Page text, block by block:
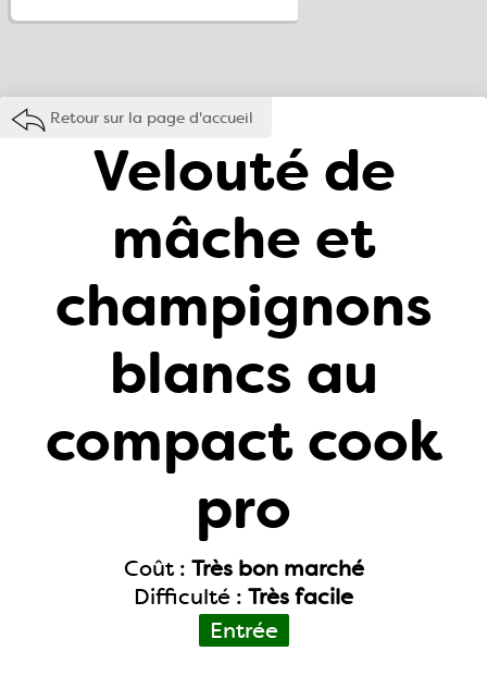
Retour sur la page d'accueil
Velouté de
mâche et
champignons
blancs au
compact cook
pro
Coût : Très bon marché
Difficulté : Très facile
Entrée